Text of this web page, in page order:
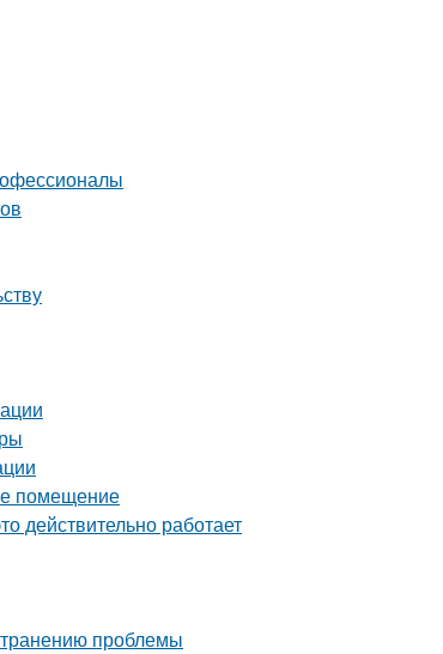
помещение
действительно работает
проблемы